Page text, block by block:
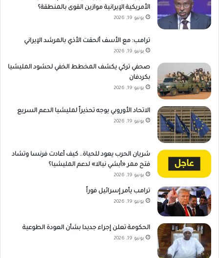
الأمريكية الإيرانية موازين القوى بالمنطقة؟
يونيو 19, 2026
ترامب: مع الأسف ألحقت الأذي بالمرشد الإيراني
يونيو 19, 2026
صحفي تركي يكشف المخطط الخفي لحشود المليشيا
بكردفان
يونيو 19, 2026
الاتحاد الأوروبي يوجه تحذيراً لمليشيا الدعم السريع
يونيو 19, 2026
شريان الحرب يعود للحياة.. كيف أعادت فرنسا وتشاد
فتح ممر «أبشي نيالا» لدعم المليشيا؟
يونيو 19, 2026
ترامب يأمر إسرائيل فوراً
يونيو 19, 2026
الحكومة تعلن إجراء جديدا بشأن العودة الطوعية
يونيو 19, 2026